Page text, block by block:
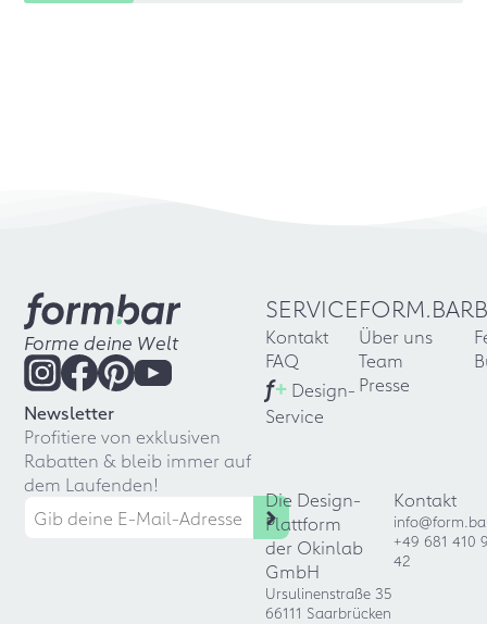
Forme deine Welt
Newsletter
Profitiere von exklusiven
Rabatten & bleib immer auf
dem Laufenden!
SERVICE
Kontakt
FAQ
f+ Design-
Service
FORM.BAR
Über uns
Team
Presse
Die Design-
Plattform
der Okinlab
GmbH
Ursulinenstraße 35
66111 Saarbrücken
Kontakt
+49 681 410
42